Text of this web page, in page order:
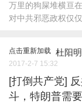
万里的狗屎堆横亘
对中共邪恶政权仅
点击重新加载 杜阳
2017-2-7 15:32
[打倒共产党]
斗，特朗普需